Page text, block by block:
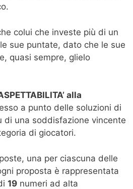
colui che investe più di un
sue puntate, dato che le sue
quasi sempre, glielo
alla
a punto delle soluzioni di
di una soddisfazione vincente
di giocatori.
una per ciascuna delle
proposta è rappresentata
19 numeri ad alta